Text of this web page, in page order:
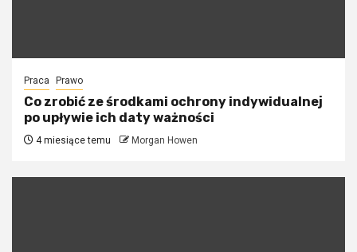
Praca Prawo
Co zrobić ze środkami ochrony indywidualnej
po upływie ich daty ważności
4 miesiące temu Morgan Howen